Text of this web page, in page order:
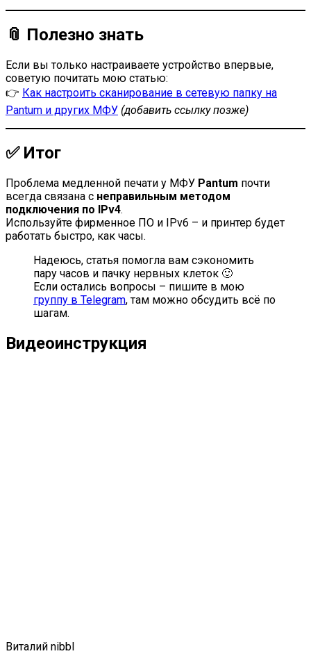
📎 Полезно знать
Если вы только настраиваете устройство впервые,
советую почитать мою статью:
👉 Как настроить сканирование в сетевую папку на
Pantum и других МФУ (добавить ссылку позже)
✅ Итог
Проблема медленной печати у МФУ Pantum почти
всегда связана с неправильным методом
подключения по IPv4.
Используйте фирменное ПО и IPv6 – и принтер будет
работать быстро, как часы.
Надеюсь, статья помогла вам сэкономить
пару часов и пачку нервных клеток 🙂
Если остались вопросы – пишите в мою
группу в Telegram, там можно обсудить всё по
шагам.
Видеоинструкция
Виталий nibbl